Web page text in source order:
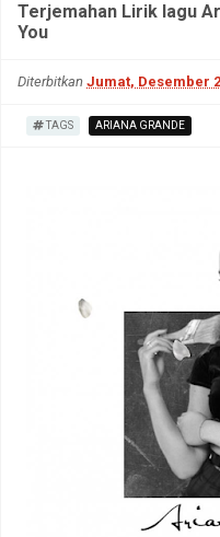
Terjemahan Lirik lagu
You
Diterbitkan Jumat, Desember
TAGS ARIANA GRANDE